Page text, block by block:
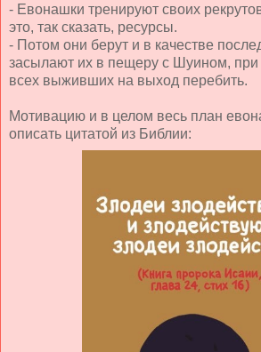
- Евонашки тренируют своих
это, так сказать, ресурсы.
- Потом они берут и в качестве
засылают их в пещеру с Шуином, при
всех выживших на выход перебить.
Мотивацию и в целом весь план
описать цитатой из Библии: